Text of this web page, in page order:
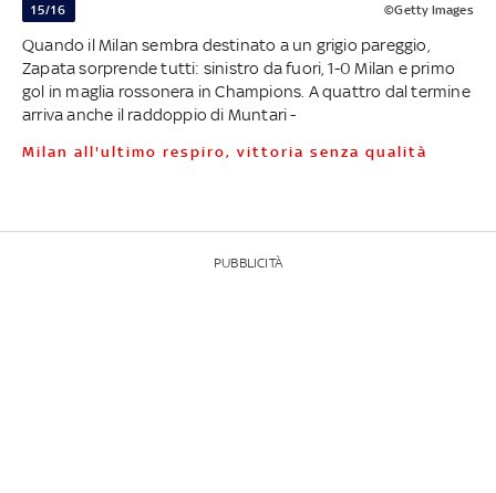
15/16 ©Getty Images
Quando il Milan sembra destinato a un grigio pareggio,
Zapata sorprende tutti: sinistro da fuori, 1-0 Milan e primo
gol in maglia rossonera in Champions. A quattro dal termine
arriva anche il raddoppio di Muntari -
Milan all'ultimo respiro, vittoria senza qualità
PUBBLICITÀ